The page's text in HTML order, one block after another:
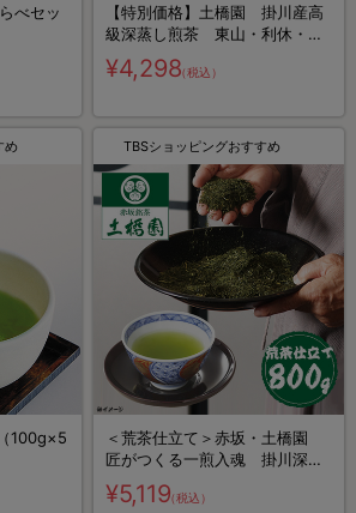
べセッ
【特別価格】土橋園 掛川産高
級深蒸し煎茶 東山・利休・呉
竹 味くらべ／各100g×1袋 計
300g
¥4,298（税込）
め
100g×5
TBSショッピングおすすめ
＜荒茶仕立て＞赤坂・土橋園
匠がつくる一煎入魂 掛川深蒸
し茶／800g
¥5,119（税込）